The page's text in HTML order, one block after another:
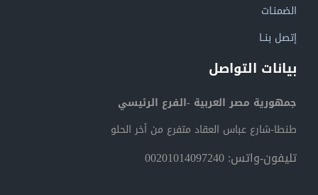
الضمنـات
إتصل بنــا
بيانات التواصل
جمهورية مصر العربية -الفرع الرئيسي
طنطا-شارع عباس العقاد متفرع من أخر الحلو
تليفون-واتس: 00201014097240